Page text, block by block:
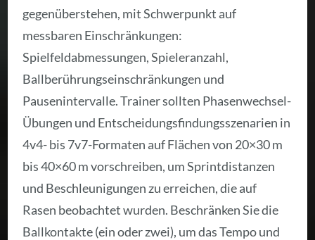
gegenüberstehen, mit Schwerpunkt auf
messbaren Einschränkungen:
Spielfeldabmessungen, Spieleranzahl,
Ballberührungseinschränkungen und
Pausenintervalle. Trainer sollten Phasenwechsel-
Übungen und Entscheidungsfindungsszenarien in
4v4- bis 7v7-Formaten auf Flächen von 20×30 m
bis 40×60 m vorschreiben, um Sprintdistanzen
und Beschleunigungen zu erreichen, die auf
Rasen beobachtet wurden. Beschränken Sie die
Ballkontakte (ein oder zwei), um das Tempo und